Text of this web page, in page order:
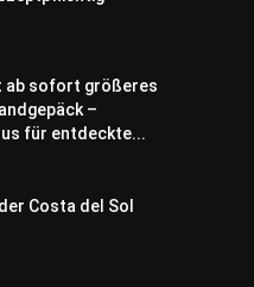
ab sofort größeres
–
für entdeckte...
Costa del Sol